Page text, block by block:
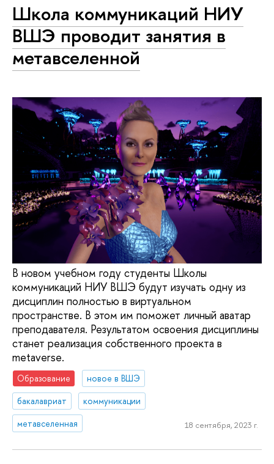
Школа коммуникаций НИУ
ВШЭ проводит занятия в
метавселенной
В новом учебном году студенты Школы
коммуникаций НИУ ВШЭ будут изучать одну из
дисциплин полностью в виртуальном
пространстве. В этом им поможет личный аватар
преподавателя. Результатом освоения дисциплины
станет реализация собственного проекта в
metaverse.
Образование
новое в ВШЭ
бакалавриат
коммуникации
метавселенная
18 сентября, 2023 г.